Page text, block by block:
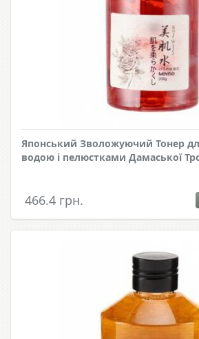
Японський Зволожуючий Тонер
водою і пелюстками Дамаської
466.4 грн.